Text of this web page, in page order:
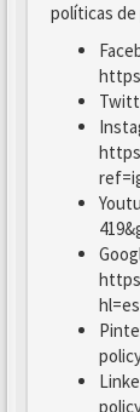
políticas de
hl=es